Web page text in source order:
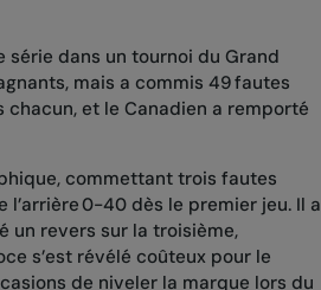
dans un tournoi du Grand
mais a commis 49 fautes
et le Canadien a remporté
commettant trois fautes
0-40 dès le premier jeu. Il a
un revers sur la troisième,
s’est révélé coûteux pour le
de niveler la marque lors du